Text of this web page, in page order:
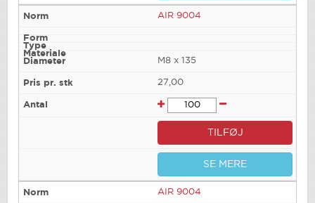
AIR 9004
M8 x 135
27,00
TILFØJ
SE MERE
AIR 9004